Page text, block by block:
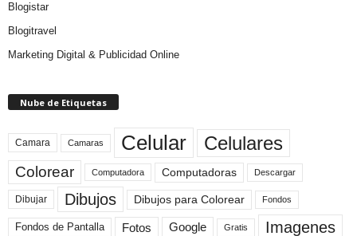
Blogistar
Blogitravel
Marketing Digital & Publicidad Online
Nube de Etiquetas
Camara Camaras Celular Celulares
Colorear Computadora Computadoras Descargar
Dibujar Dibujos Dibujos para Colorear Fondos
Fondos de Pantalla Fotos Google Gratis Imagenes